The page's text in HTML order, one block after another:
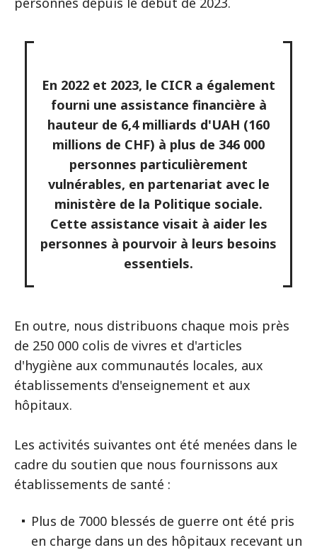
En 2022 et 2023, le CICR a également
fourni une assistance financière à
hauteur de 6,4 milliards d'UAH (160
millions de CHF) à plus de 346 000
personnes particulièrement
vulnérables, en partenariat avec le
ministère de la Politique sociale.
Cette assistance visait à aider les
personnes à pourvoir à leurs besoins
essentiels.
En outre, nous distribuons chaque mois près
de 250 000 colis de vivres et d'articles
d'hygiène aux communautés locales, aux
établissements d'enseignement et aux
hôpitaux.
Les activités suivantes ont été menées dans le
cadre du soutien que nous fournissons aux
établissements de santé :
Plus de 7000 blessés de guerre ont été pris
en charge dans un des hôpitaux recevant un